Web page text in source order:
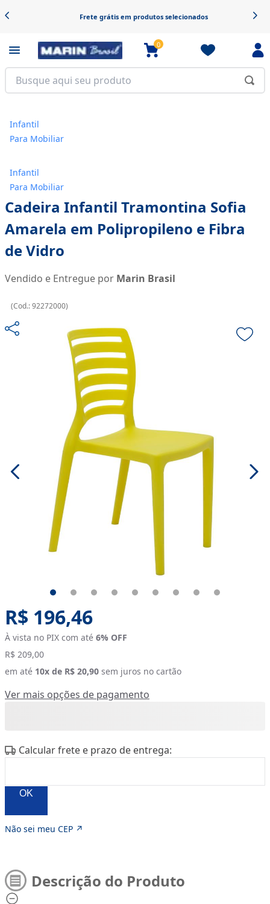
Frete grátis em produtos selecionados
0
Infantil
Para Mobiliar
Infantil
Para Mobiliar
Cadeira Infantil Tramontina Sofia
Amarela em Polipropileno e Fibra
de Vidro
Vendido e Entregue por Marin Brasil
(Cod.:92272000)
Original price:
R$ 196,46
À vista no PIX com até 6% OFF
R$ 209,00
em até 10x de R$ 20,90 sem juros no cartão
Ver mais opções de pagamento
Calcular frete e prazo de entrega:
OK
Não sei meu CEP ↗
Descrição do Produto